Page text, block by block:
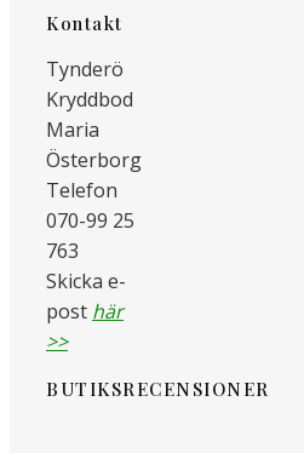
Kontakt
Tynderö
Kryddbod
Maria
Österborg
Telefon
070-99 25
763
Skicka e-
post här
>>
BUTIKSRECENSIONER